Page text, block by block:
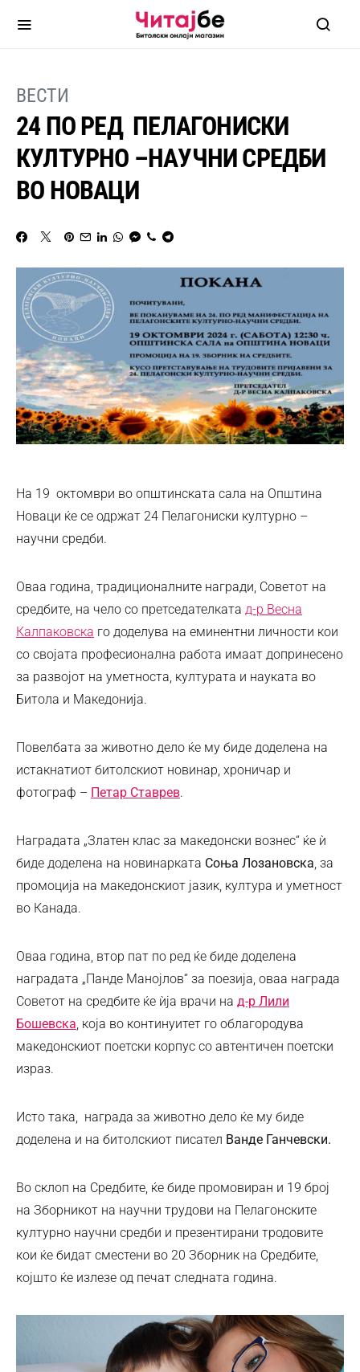
ВЕСТИ
24 ПО РЕД ПЕЛАГОНИСКИ
КУЛТУРНО –НАУЧНИ СРЕДБИ
ВО НОВАЦИ
На 19 октомври во општинската сала на Општина
Новаци ќе се одржат 24 Пелагониски културно –
научни средби.
Оваа година, традиционалните награди, Советот на
средбите, на чело со претседателката д-р Весна
Калпаковска го доделува на еминентни личности кои
со својата професионална работа имаат допринесено
за развојот на уметноста, културата и науката во
Битола и Македонија.
Повелбата за животно дело ќе му биде доделена на
истакнатиот битолскиот новинар, хроничар и
фотограф – Петар Ставрев.
Наградата „Златен клас за македонски вознес“ ќе ѝ
биде доделена на новинарката Соња Лозановска , за
промоција на македонскиот јазик, култура и уметност
во Канада.
Оваа година, втор пат по ред ќе биде доделена
наградата „Панде Манојлов“ за поезија, оваа награда
Советот на средбите ќе ѝја врачи на д-р Лили
Бошевска , која во континуитет го облагородува
македонскиот поетски корпус со автентичен поетски
израз.
Исто така, награда за животно дело ќе му биде
доделена и на битолскиот писател Ванде Ганчевски.
Во склоп на Средбите, ќе биде промовиран и 19 број
на Зборникот на научни трудови на Пелагонските
културно научни средби и презентирани тродовите
кои ќе бидат сместени во 20 Зборник на Средбите,
којшто ќе излезе од печат следната година.